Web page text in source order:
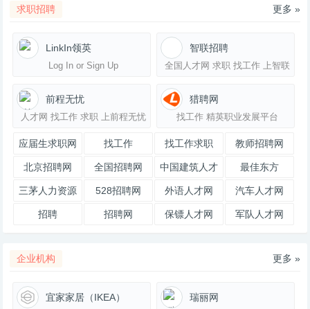
求职招聘 更多 »
LinkIn领英
Log In or Sign Up
智联招聘
全国人才网 求职 找工作 上智联
前程无忧
人才网 找工作 求职 上前程无忧
猎聘网
找工作 精英职业发展平台
应届生求职网 找工作 找工作求职
教师招聘网
2019招聘教师
信息
北京招聘网 全国招聘网
中国建筑人才
网
最佳东方
三茅人力资源
网
528招聘网 外语人才网 汽车人才网
招聘 招聘网 保镖人才网 军队人才网
企业机构 更多 »
宜家家居（IKEA） 瑞丽网